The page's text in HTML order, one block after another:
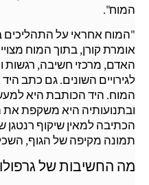
המוח".
"המוח אחראי על התהליכים
אומרת קורן, בתוך המוח
האדם, מרכזי חשיבה, רגשות
לגירויים השונים. גם כתב
המוח. היד הכותבת היא
ובתנועותיה היא משקפת את
הכתיבה למאין שיקוף
תמונה מקיפה של הגוף,
מה החשיבות של